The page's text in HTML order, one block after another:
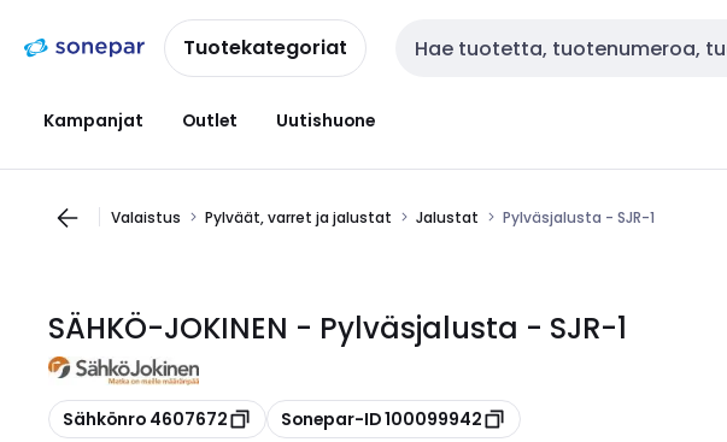
navigointiinsisältöönTuotekategoriat Haku
Kampanjat Outlet Uutishuone
Valaistus Pylväät, varret ja jalustat Jalustat Pylväsjalusta - SJR-1
SÄHKÖ-JOKINEN - Pylväsjalusta - SJR-1
Kopioi
Sähkönro 4607672 Kopioi
Sonepar-ID 100099942